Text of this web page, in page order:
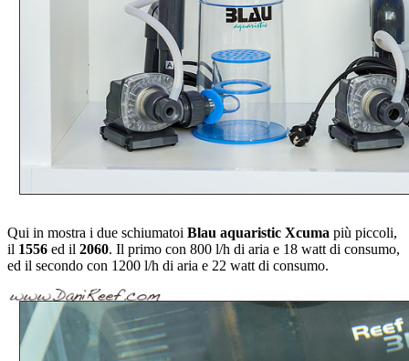
Qui in mostra i due schiumatoi Blau aquaristic Xcuma più piccoli,
il 1556 ed il 2060. Il primo con 800 l/h di aria e 18 watt di consumo,
ed il secondo con 1200 l/h di aria e 22 watt di consumo.